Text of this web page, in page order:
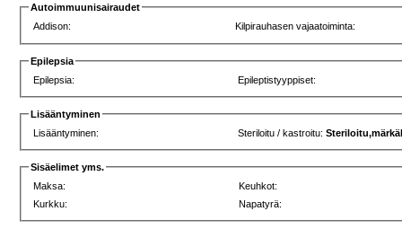
Autoimmuunisairaudet
Addison:
Kilpirauhasen vajaatoiminta:
Epilepsia
Epilepsia:
Epileptistyyppiset:
Lisääntyminen
Lisääntyminen:
Steriloitu / kastroitu:
Sisäelimet yms.
Maksa:
Keuhkot:
Kurkku:
Napatyrä: